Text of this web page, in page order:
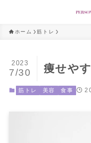
ホーム 筋トレ
痩せや
2023
7/30
筋トレ 美容 食事